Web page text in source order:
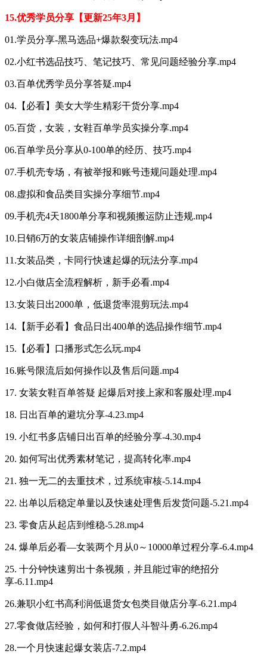
15.优秀学员分享【更新25年3月】
01.学员分享-黑马选品+爆款裂变玩法.mp4
02.小红书选品技巧、笔记技巧、常见问题经验分享.mp4
03.百单优秀学员分享答疑.mp4
04.【必看】美女大学生精彩干货分享.mp4
05.百货，女装，女鞋百单学员实操分享.mp4
06.百单学员分享从0-100单的经历、技巧.mp4
07.手机壳专场，有被举报和账号违规问题处理.mp4
08.虚拟和食品类目实操分享细节.mp4
09.手机壳4天1800单分享和视频搬运防止违规.mp4
10.日销6万的女装店铺操作详细剖解.mp4
11.女装品类，卡同行快速起爆的玩法分享.mp4
12.小白做店全流程解析，新手必看.mp4
13.女装日出2000单，低退货率混剪玩法.mp4
14.【新手必看】食品日出400单的选品操作细节.mp4
15.【必看】口播形式怎么玩.mp4
16.账号限流后如何操作以及售后问题.mp4
17. 女装女鞋百单答疑 起爆后对接上家和客服处理.mp4
18. 日出百单的避坑分享-4.23.mp4
19. 小红书多店铺日出百单的经验分享-4.30.mp4
20. 如何写出优秀素材笔记，提高转化率.mp4
21. 独一无二的去重技术，过系统审核-5.14.mp4
22. 出单以后稳定单量以及快速处理售后发货问题-5.21.mp4
23. 零食店从起店到维稳-5.28.mp4
24. 爆单后必看—女装两个月从0～10000单过程分享-6.4.mp4
25. 十分钟快速剪出十条视频，并且能过审的绝招分
享-6.11.mp4
26.兼职小红书高利润低退货女包类目做店分享-6.21.mp4
27.零食做店经验，如何和打假人斗智斗勇-6.26.mp4
28.一个月快速起爆女装店-7.2.mp4